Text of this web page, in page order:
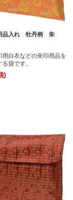
品入れ 牡丹柄 朱
用白衣などの朱印用品を
袋です。
)